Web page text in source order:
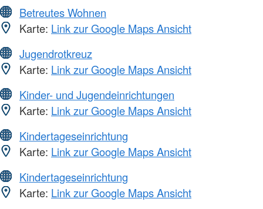
Betreutes Wohnen
Karte: Link zur Google Maps Ansicht
Jugendrotkreuz
Karte: Link zur Google Maps Ansicht
Kinder- und Jugendeinrichtungen
Karte: Link zur Google Maps Ansicht
Kindertageseinrichtung
Karte: Link zur Google Maps Ansicht
Kindertageseinrichtung
Karte: Link zur Google Maps Ansicht